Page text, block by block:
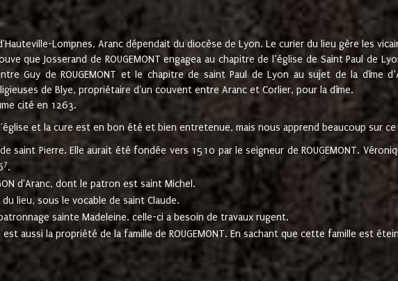
Lompnes, Aranc dépendait du diocèse de Lyon. Le curier du lieu gère les
que Josserand de ROUGEMONT engagea au chapitre de l’église de Saint Paul de
Guy de ROUGEMONT et le chapitre de saint Paul de Lyon au sujet de la dîme
de Blye, propriétaire d'un couvent entre Aranc et Corlier, pour la dîme.
cité en 1263.
et la cure est en bon été et bien entretenue, mais nous apprend beaucoup sur
saint Pierre. Elle aurait été fondée vers 1510 par le seigneur de ROUGEMONT.
7.
d'Aranc, dont le patron est saint Michel.
lieu, sous le vocable de saint Claude.
sainte Madeleine. celle-ci a besoin de travaux rugent.
aussi la propriété de la famille de ROUGEMONT. En sachant que cette famille est